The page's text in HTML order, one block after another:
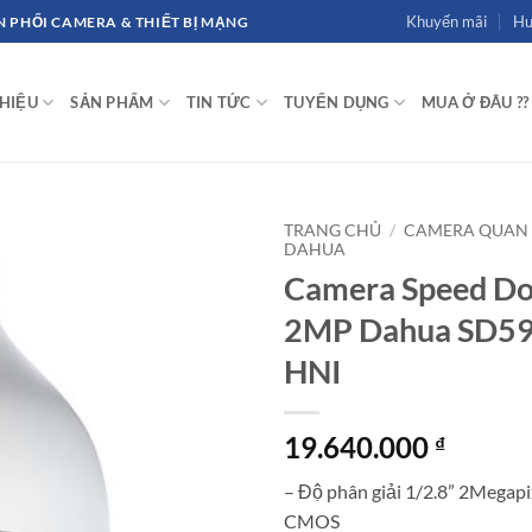
PHỐI CAMERA & THIẾT BỊ MẠNG Khuyến mãi
SẢN PHẨM TIN TỨC TUYỂN DỤNG MUA Ở ĐÂU ??
TRANG CHỦ / CAMERA QUAN
DAHUA
Camera Speed
2MP Dahua
HNI
19.640.000 ₫
– Độ phân giải 1/2.8”
CMOS